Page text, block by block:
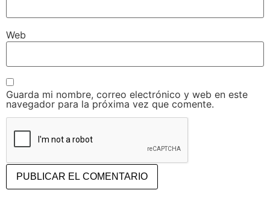
Web
Guarda mi nombre, correo electrónico y web en este
navegador para la próxima vez que comente.